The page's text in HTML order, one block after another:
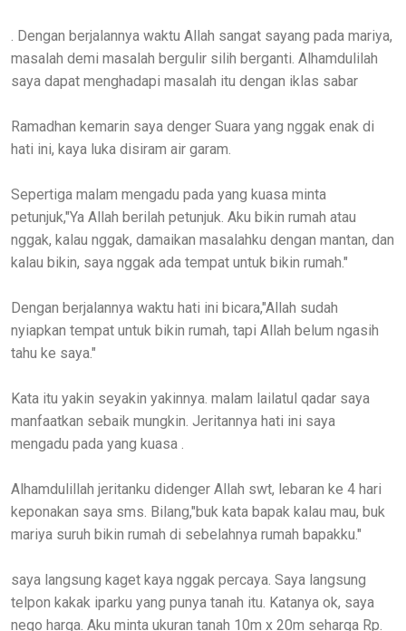
. Dengan berjalannya waktu Allah sangat sayang pada mariya,
masalah demi masalah bergulir silih berganti. Alhamdulilah
saya dapat menghadapi masalah itu dengan iklas sabar
Ramadhan kemarin saya denger Suara yang nggak enak di
hati ini, kaya luka disiram air garam.
Sepertiga malam mengadu pada yang kuasa minta
petunjuk,"Ya Allah berilah petunjuk. Aku bikin rumah atau
nggak, kalau nggak, damaikan masalahku dengan mantan, dan
kalau bikin, saya nggak ada tempat untuk bikin rumah."
Dengan berjalannya waktu hati ini bicara,"Allah sudah
nyiapkan tempat untuk bikin rumah, tapi Allah belum ngasih
tahu ke saya."
Kata itu yakin seyakin yakinnya. malam lailatul qadar saya
manfaatkan sebaik mungkin. Jeritannya hati ini saya
mengadu pada yang kuasa .
Alhamdulillah jeritanku didenger Allah swt, lebaran ke 4 hari
keponakan saya sms. Bilang,"buk kata bapak kalau mau, buk
mariya suruh bikin rumah di sebelahnya rumah bapakku."
saya langsung kaget kaya nggak percaya. Saya langsung
telpon kakak iparku yang punya tanah itu. Katanya ok, saya
nego harga. Aku minta ukuran tanah 10m x 20m seharga Rp.